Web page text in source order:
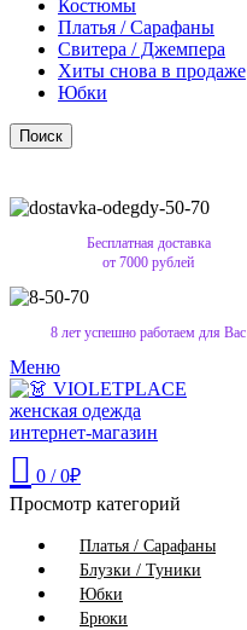
Костюмы
Платья / Сарафаны
Свитера / Джемпера
Хиты снова в продаже
Юбки
Поиск
Бесплатная доставка
от 7000 рублей
8 лет успешно работаем для Вас
Меню
0 / 0₽
Просмотр категорий
Платья / Сарафаны
Блузки / Туники
Юбки
Брюки